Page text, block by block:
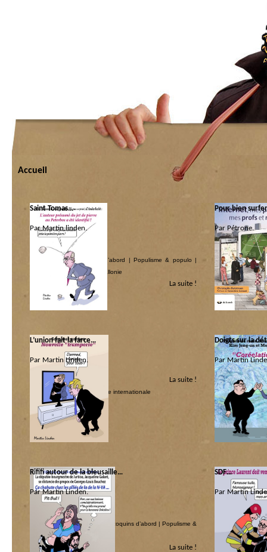
Accueil
Saint Tomas…
Par Martin linden.
Catégorie :
|Les coquins d’abord |Populisme & populo |
République socialiste de Wallonie
La suite !
Pour bien
Par Pétrone.
Catégorie :
Libri|Pédago
L’union fait la farce…
Par Martin Linden.
Catégorie :
America ! America ! |Politique internationale
La suite !
Doigts sur la
Par Martin
Catégorie :
Politique
Rififi autour de la bleusaille…
Par Martin Linden.
Catégorie :
La main invisible du MR
Les coquins d’abord | Populisme &
populo
La suite !
SDF…
Par Martin
Catégorie :
satiricon.be